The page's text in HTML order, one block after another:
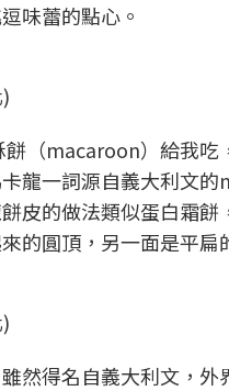
味蕾的點心。
餅（macaroon）給我
龍一詞源自義大利文
餅皮的做法類似蛋白霜
的圓頂，另一面是平扁
然得名自義大利文，